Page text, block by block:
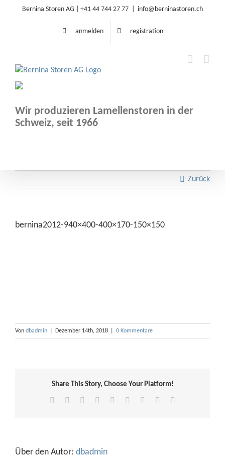
Bernina Storen AG | +41 44 744 27 77 info@berninastoren.ch
anmelden registration
Wir produzieren Lamellenstoren in der
Schweiz, seit 1966
Zurück
bernina2012-940×400-400×170-150×150
Von dbadmin Dezember 14th, 2018 0 Kommentare
Share This Story, Choose Your Platform!
Facebook Reddit LinkedInWhatsApp
TumblrPinterest
Über den Autor: dbadmin